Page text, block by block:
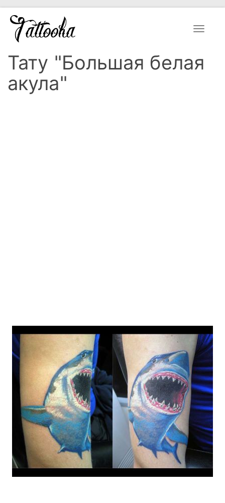
Toggle
Тату "Большая белая
акула"